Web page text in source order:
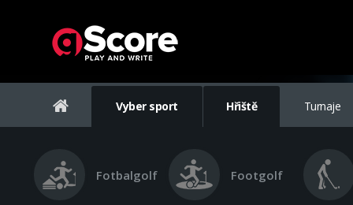
Vyber sport Hřiště Turnaje
Fotbalgolf Footgolf